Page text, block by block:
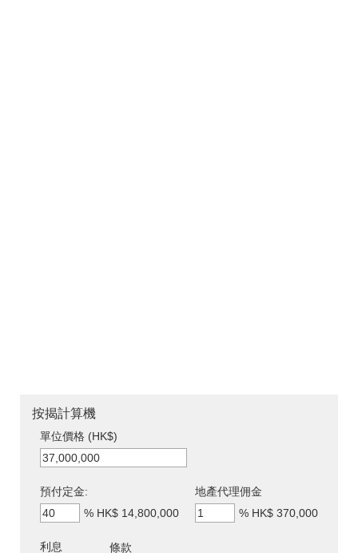
按揭計算機
單位價格 (HK$)
預付定金:
% HK$ 14,800,000
地產代理佣金
% HK$ 370,000
利息
條款